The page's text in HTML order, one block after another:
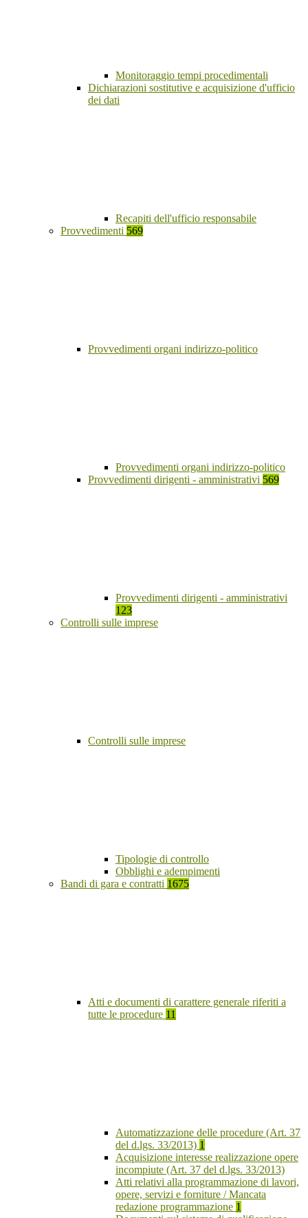
Monitoraggio tempi procedimentali
Dichiarazioni sostitutive e acquisizione d'ufficio
dei dati
Recapiti dell'ufficio responsabile
Provvedimenti 569
Provvedimenti organi indirizzo-politico
Provvedimenti organi indirizzo-politico
Provvedimenti dirigenti - amministrativi 569
Provvedimenti dirigenti - amministrativi
123
Controlli sulle imprese
Controlli sulle imprese
Tipologie di controllo
Obblighi e adempimenti
Bandi di gara e contratti 1675
Atti e documenti di carattere generale riferiti a
tutte le procedure 11
Automatizzazione delle procedure (Art. 37
del d.lgs. 33/2013) 1
Acquisizione interesse realizzazione opere
incompiute (Art. 37 del d.lgs. 33/2013)
Atti relativi alla programmazione di lavori,
opere, servizi e forniture / Mancata
redazione programmazione 1